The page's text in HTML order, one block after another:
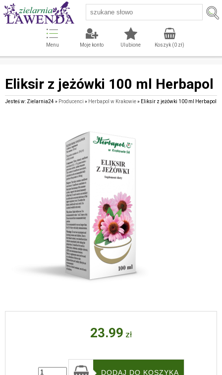
Menu Moje konto Ulubione Koszyk (0zł)
Eliksir z jeżówki 100 ml Herbapol
Jesteś w: Zielarnia24 » Producenci » Herbapol w Krakowie» Eliksir z jeżówki 100 ml Herbapol
23.99 zł